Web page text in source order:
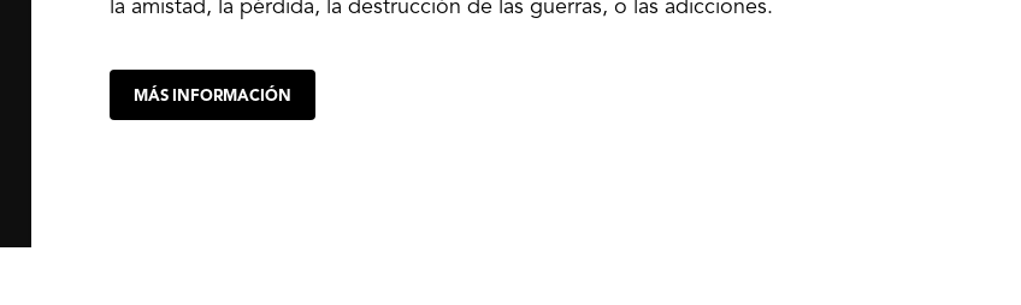
la amistad, la pérdida, la destrucción de las guerras, o las adicciones.
MÁS INFORMACIÓN